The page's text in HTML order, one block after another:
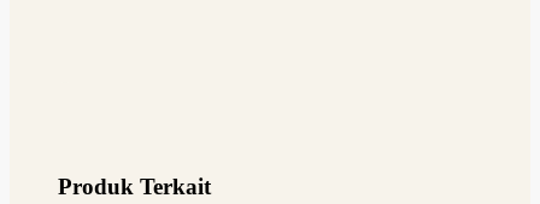
Produk Terkait